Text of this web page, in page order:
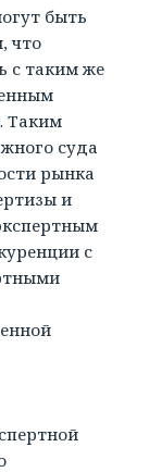
быть
что
с таким же
Таким
суда
рынка
и
с